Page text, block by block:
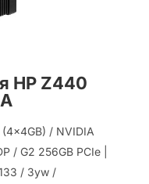
HP Z440
/ NVIDIA
/ G2 256GB PCIe |
/ 3yw /